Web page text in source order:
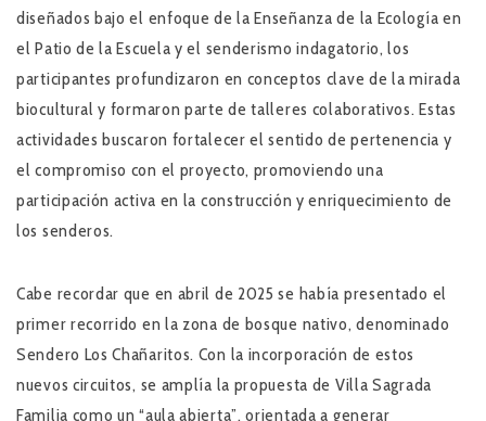
diseñados bajo el enfoque de la Enseñanza de la Ecología en
el Patio de la Escuela y el senderismo indagatorio, los
participantes profundizaron en conceptos clave de la mirada
biocultural y formaron parte de talleres colaborativos. Estas
actividades buscaron fortalecer el sentido de pertenencia y
el compromiso con el proyecto, promoviendo una
participación activa en la construcción y enriquecimiento de
los senderos.
Cabe recordar que en abril de 2025 se había presentado el
primer recorrido en la zona de bosque nativo, denominado
Sendero Los Chañaritos. Con la incorporación de estos
nuevos circuitos, se amplía la propuesta de Villa Sagrada
Familia como un “aula abierta”, orientada a generar